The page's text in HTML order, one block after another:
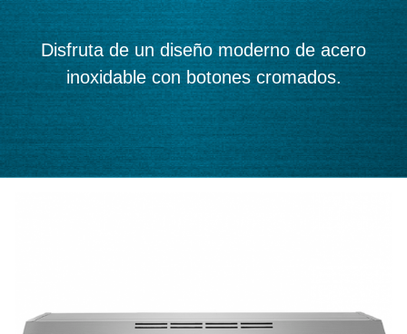
Disfruta de un diseño moderno de acero
inoxidable con botones cromados.